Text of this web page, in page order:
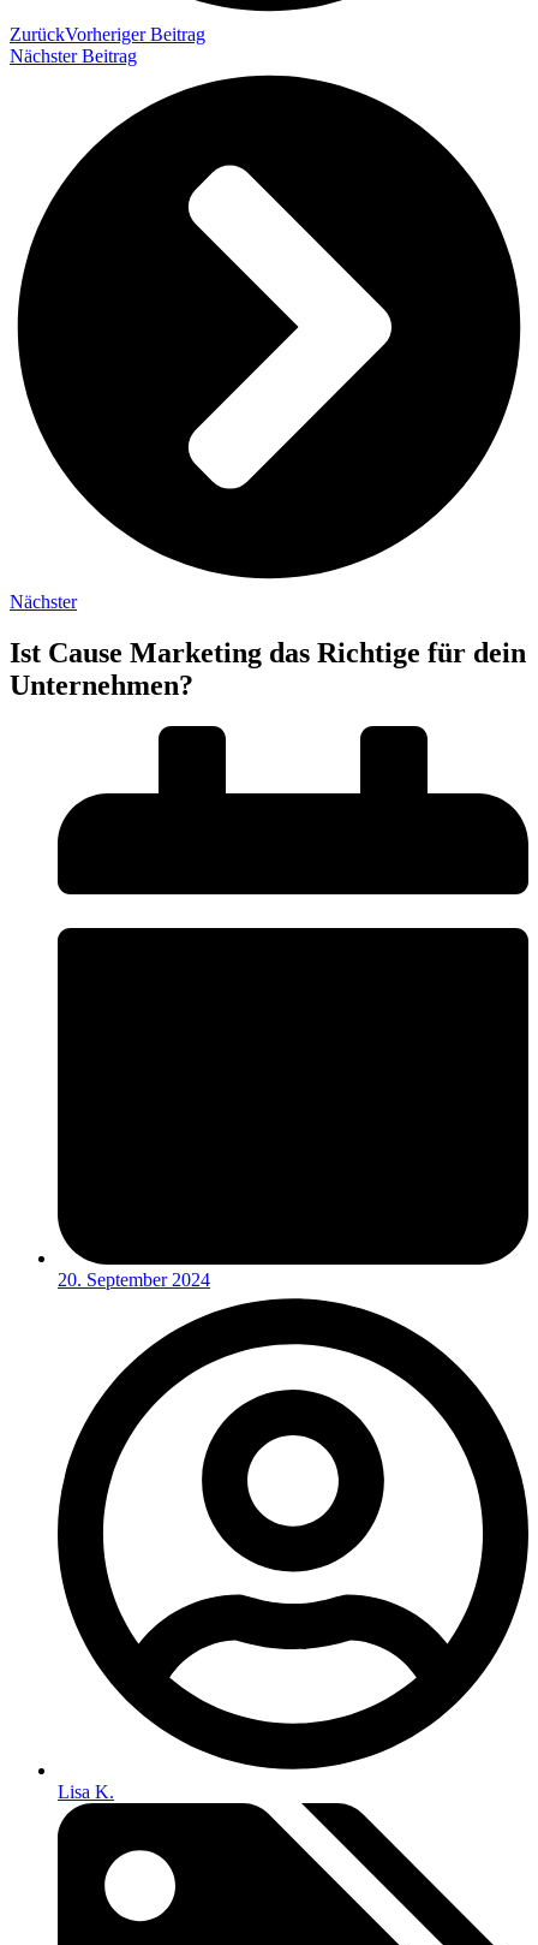
ZurückVorheriger Beitrag
Nächster Beitrag
Nächster
Ist Cause Marketing das Richtige für dein
Unternehmen?
20. September 2024
Lisa K.